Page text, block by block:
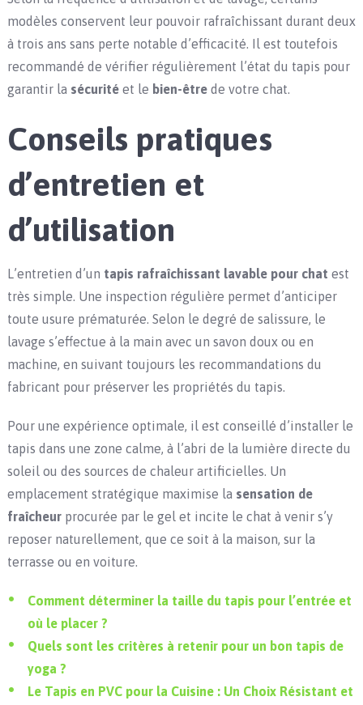
modèles conservent leur pouvoir rafraîchissant durant deux
à trois ans sans perte notable d’efficacité. Il est toutefois
recommandé de vérifier régulièrement l’état du tapis pour
garantir la sécuritéet le bien-êtrede votre chat.
Conseils pratiques
d’entretien et
d’utilisation
L’entretien d’un tapis rafraîchissant lavable pour chat est
très simple. Une inspection régulière permet d’anticiper
toute usure prématurée. Selon le degré de salissure, le
lavage s’effectue à la main avec un savon doux ou en
machine, en suivant toujours les recommandations du
fabricant pour préserver les propriétés du tapis.
Pour une expérience optimale, il est conseillé d’installer le
tapis dans une zone calme, à l’abri de la lumière directe du
soleil ou des sources de chaleur artificielles. Un
emplacement stratégique maximise la sensation de
fraîcheurprocurée par le gel et incite le chat à venir s’y
reposer naturellement, que ce soit à la maison, sur la
terrasse ou en voiture.
Comment déterminer la taille du tapis pour l’entrée et
où le placer ?
Quels sont les critères à retenir pour un bon tapis de
yoga ?
Le Tapis en PVC pour la Cuisine : Un Choix Résistant et